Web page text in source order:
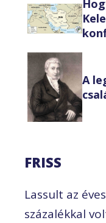
A
FRISS
Lassult az
százalékkal